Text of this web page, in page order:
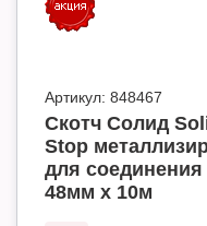
Артикул: 848467
Скотч Солид
Stop
для
48мм х 10м